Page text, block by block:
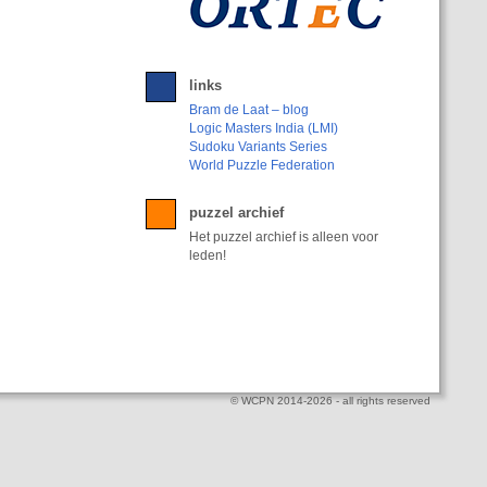
links
Bram de Laat – blog
Logic Masters India (LMI)
Sudoku Variants Series
World Puzzle Federation
puzzel archief
Het puzzel archief is alleen voor
leden!
© WCPN 2014-2026 - all rights reserved